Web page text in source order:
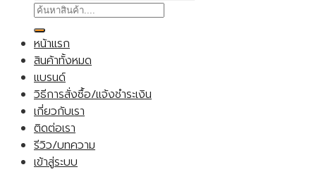
ค้นหา:
หน้าแรก
สินค้าทั้งหมด
แบรนด์
วิธีการสั่งซื้อ/แจ้งชำระเงิน
เกี่ยวกับเรา
ติดต่อเรา
รีวิว/บทความ
เข้าสู่ระบบ